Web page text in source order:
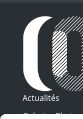
Actualités
Galeries Photos